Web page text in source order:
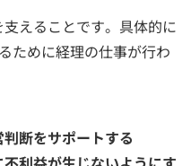
えることです。具体的に
ために経理の仕事が行わ
断をサポートする